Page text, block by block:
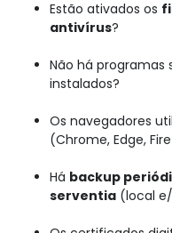
Estão ativados os
antivírus?
Não há programas
instalados?
Os navegadores
(Chrome, Edge,
Há backup
serventia (local